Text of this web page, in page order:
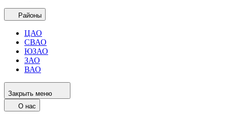
Районы
ЦАО
СВАО
ЮЗАО
ЗАО
ВАО
Закрыть меню
О нас